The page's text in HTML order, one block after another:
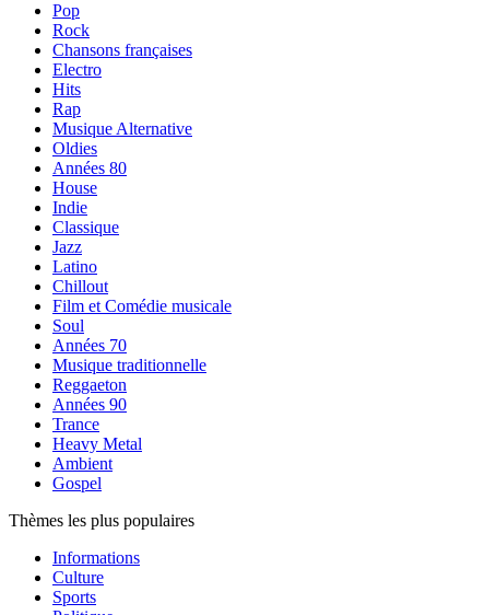
Pop
Rock
Chansons françaises
Electro
Hits
Rap
Musique Alternative
Oldies
Années 80
House
Indie
Classique
Jazz
Latino
Chillout
Film et Comédie musicale
Soul
Années 70
Musique traditionnelle
Reggaeton
Années 90
Trance
Heavy Metal
Ambient
Gospel
Thèmes les plus populaires
Informations
Culture
Sports